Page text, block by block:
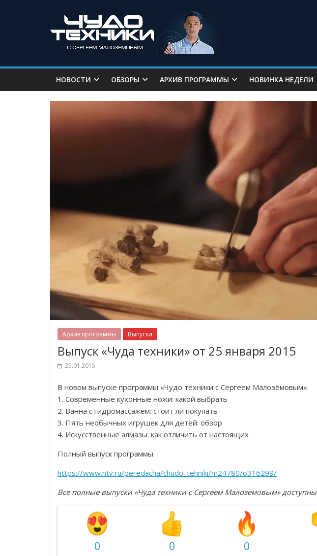
НОВОСТИ ОБЗОРЫ АРХИВ ПРОГРАММЫ НОВИНКА НЕДЕЛИ
Архив программы Выпуски
Выпуск «Чуда техники» от 25 января 2015
25.01.2015
В новом выпуске программы «Чудо техники с Сергеем Малозёмовым»:
1. Современные кухонные ножи: какой выбрать
2. Ванна с гидромассажем: стоит ли покупать
3. Пять необычных игрушек для детей: обзор
4. Искусственные алмазы: как отличить от настоящих
Полный выпуск программы:
https://www.ntv.ru/peredacha/chudo_tehniki/m24780/o316299/
Все полные выпуски «Чуда техники с Сергеем Малозёмовым» доступны
0 0 0